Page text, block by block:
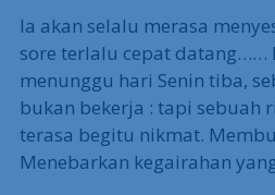
Ia akan selalu merasa
sore terlalu cepat datang……
menunggu hari Senin tiba,
bukan bekerja : tapi sebuah
terasa begitu nikmat.
Menebarkan kegairahan